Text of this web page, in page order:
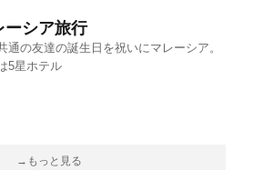
ーシア旅行
通の友達の誕生日を祝いにマレーシア。
5星ホテル
→もっと見る